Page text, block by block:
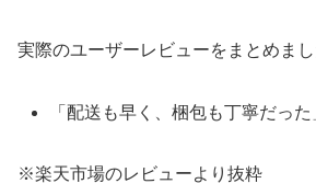
実際のユーザーレビューをまとめまし
「配送も早く、梱包も丁寧だった
※楽天市場のレビューより抜粋